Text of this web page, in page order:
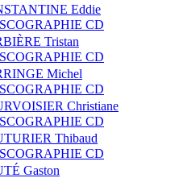
Eddie
CD
Tristan
CD
Michel
CD
Christiane
CD
Thibaud
CD
Gaston